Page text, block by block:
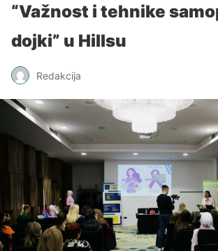
“Važnost i tehnike
dojki” u Hillsu
Redakcija